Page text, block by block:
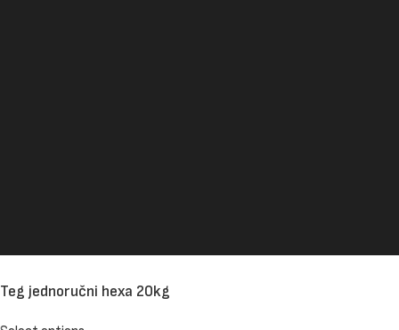
Teg jednoručni hexa 20kg